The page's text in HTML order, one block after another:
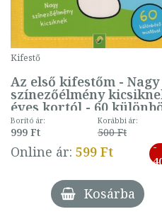
Kifestő
Az első kifestőm - Nagy
színezőélmény
éves kortól - 60
mintával (gombás)
Borító ár:
999 Ft
Korábbi ár:
500 Ft
Online ár: 599 Ft
-
Kosárba